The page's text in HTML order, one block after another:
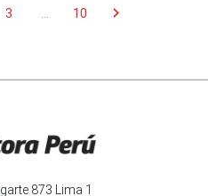
3 10 chevron_right
873 Lima 1